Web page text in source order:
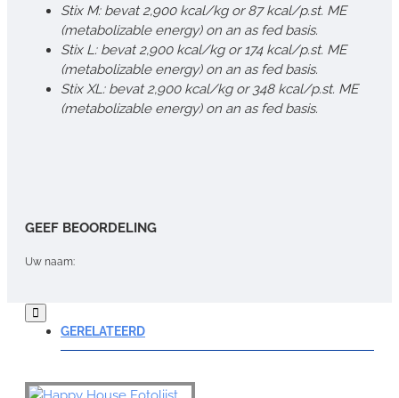
Stix M: bevat 2,900 kcal/kg or 87 kcal/p.st. ME
(metabolizable energy) on an as fed basis.
Stix L: bevat 2,900 kcal/kg or 174 kcal/p.st. ME
(metabolizable energy) on an as fed basis.
Stix XL: bevat 2,900 kcal/kg or 348 kcal/p.st. ME
(metabolizable energy) on an as fed basis.
GEEF BEOORDELING
Uw naam:
Opmerking:
GERELATEERD